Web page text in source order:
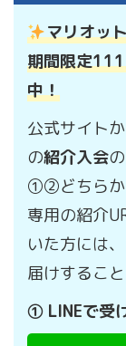
マリオッ
期間限定
中！
公式サイト
の紹介入会
①②どちらか
専用の紹介
いた方には
届けするこ
① LINEで受